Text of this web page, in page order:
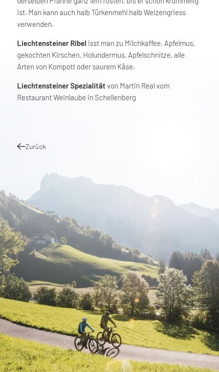
ist. Man kann auch halb Türkenmehl halb Weizengriess
verwenden.
Liechtensteiner Ribel isst man zu Milchkaffee, Apfelmus,
gekochten Kirschen, Holundermus, Apfelschnitze, alle
Arten von Kompott oder saurem Käse.
Liechtensteiner Spezialität von Martin Real vom
Restaurant Weinlaube in Schellenberg
Zurück